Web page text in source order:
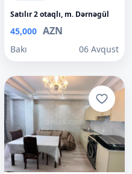
Satılır 2 otaqlı, m. Dərnəgül
45,000 AZN
Bakı 06 Avqust